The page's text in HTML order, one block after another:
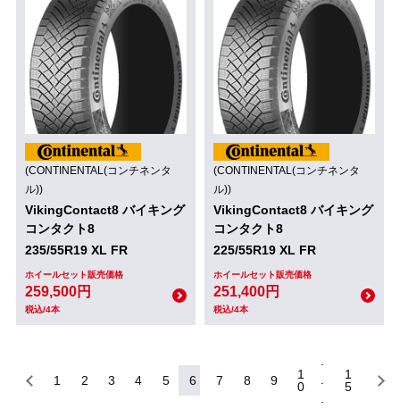
(CONTINENTAL(コンチネンタ
ル))
VikingContact8 バイキング
コンタクト8
235/55R19 XL FR
ホイールセット販売価格
259,500円
税込/4本
(CONTINENTAL(コンチネンタ
ル))
VikingContact8 バイキング
コンタクト8
225/55R19 XL FR
ホイールセット販売価格
251,400円
税込/4本
1 2 3 4 5 6 7 8 9
1
0
1
5